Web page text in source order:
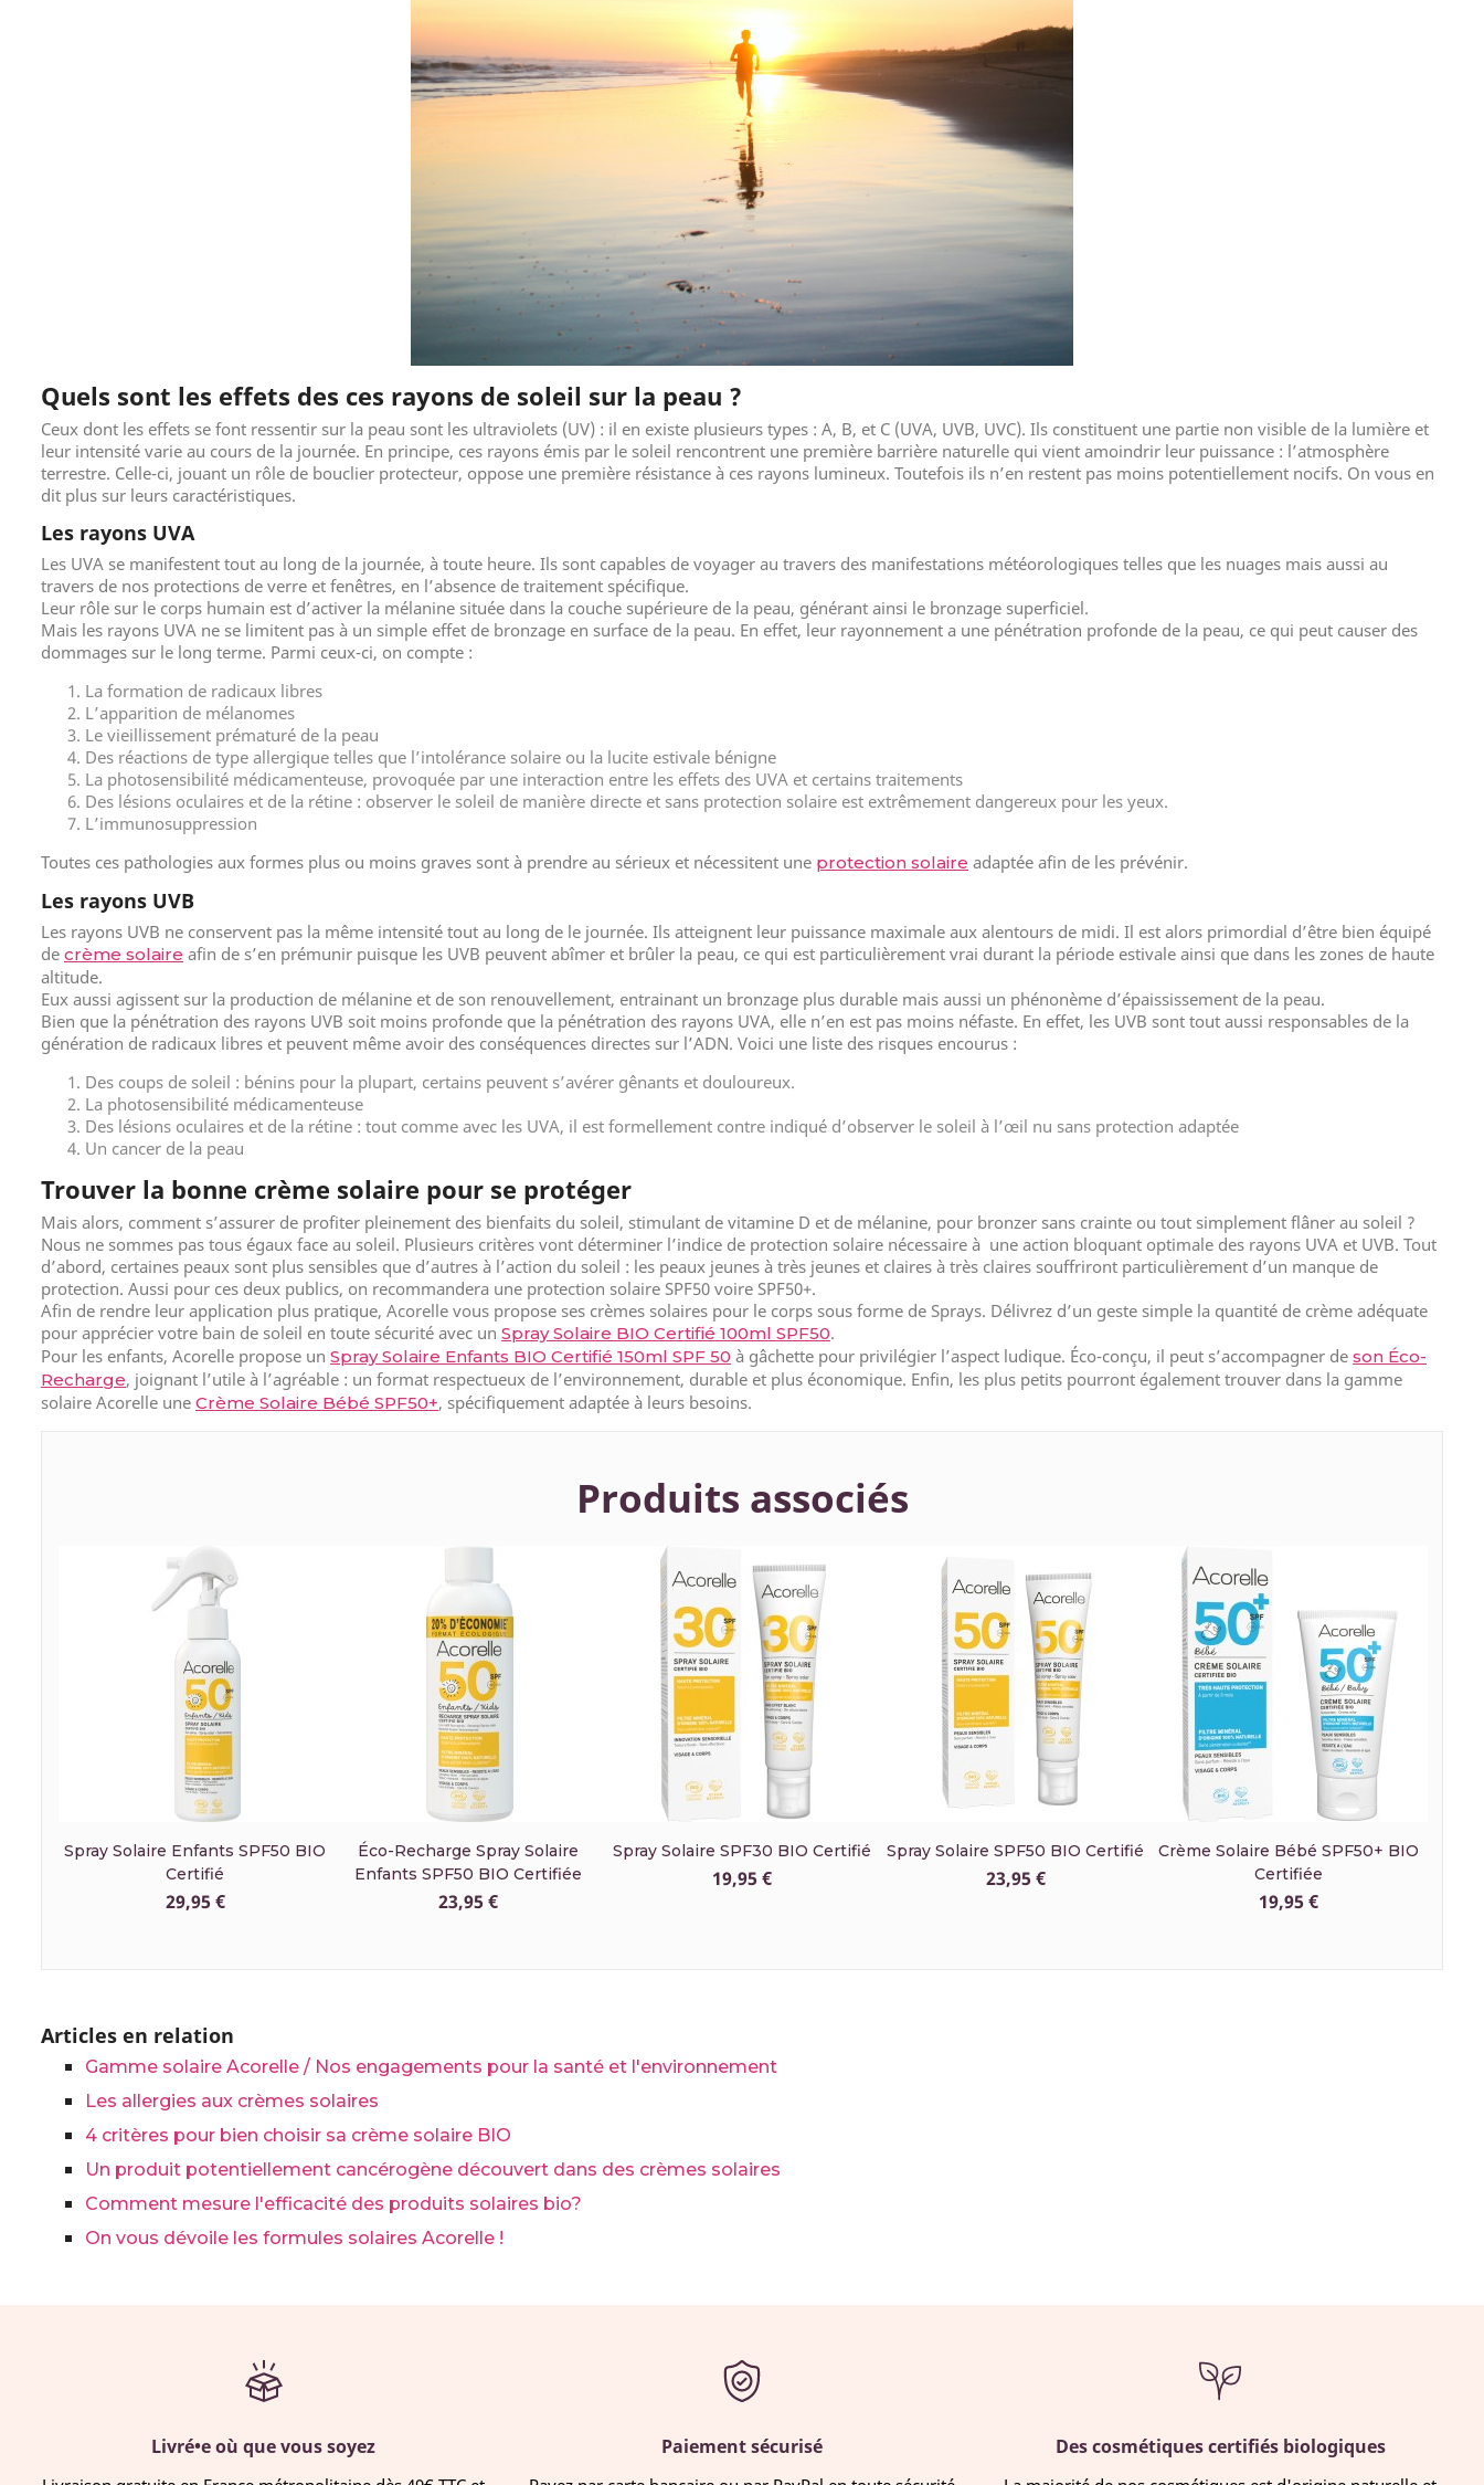
Quels sont les effets des ces rayons de soleil sur la peau ?
Ceux dont les effets se font ressentir sur la peau sont les ultraviolets (UV) : il en existe plusieurs types : A, B, et C (UVA, UVB, UVC). Ils constituent une partie non visible de la lumière et
leur intensité varie au cours de la journée. En principe, ces rayons émis par le soleil rencontrent une première barrière naturelle qui vient amoindrir leur puissance : l’atmosphère
terrestre. Celle-ci, jouant un rôle de bouclier protecteur, oppose une première résistance à ces rayons lumineux. Toutefois ils n’en restent pas moins potentiellement nocifs. On vous en
dit plus sur leurs caractéristiques.
Les rayons UVA
Les UVA se manifestent tout au long de la journée, à toute heure. Ils sont capables de voyager au travers des manifestations météorologiques telles que les nuages mais aussi au
travers de nos protections de verre et fenêtres, en l’absence de traitement spécifique.
Leur rôle sur le corps humain est d’activer la mélanine située dans la couche supérieure de la peau, générant ainsi le bronzage superficiel.
Mais les rayons UVA ne se limitent pas à un simple effet de bronzage en surface de la peau. En effet, leur rayonnement a une pénétration profonde de la peau, ce qui peut causer des
dommages sur le long terme. Parmi ceux-ci, on compte :
La formation de radicaux libres
L’apparition de mélanomes
Le vieillissement prématuré de la peau
Des réactions de type allergique telles que l’intolérance solaire ou la lucite estivale bénigne
La photosensibilité médicamenteuse, provoquée par une interaction entre les effets des UVA et certains traitements
Des lésions oculaires et de la rétine : observer le soleil de manière directe et sans protection solaire est extrêmement dangereux pour les yeux.
L’immunosuppression
Toutes ces pathologies aux formes plus ou moins graves sont à prendre au sérieux et nécessitent une protection solaire adaptée afin de les prévénir.
Les rayons UVB
Les rayons UVB ne conservent pas la même intensité tout au long de le journée. Ils atteignent leur puissance maximale aux alentours de midi. Il est alors primordial d’être bien équipé
de crème solaire afin de s’en prémunir puisque les UVB peuvent abîmer et brûler la peau, ce qui est particulièrement vrai durant la période estivale ainsi que dans les zones de haute
altitude.
Eux aussi agissent sur la production de mélanine et de son renouvellement, entrainant un bronzage plus durable mais aussi un phénonème d’épaississement de la peau.
Bien que la pénétration des rayons UVB soit moins profonde que la pénétration des rayons UVA, elle n’en est pas moins néfaste. En effet, les UVB sont tout aussi responsables de la
génération de radicaux libres et peuvent même avoir des conséquences directes sur l’ADN. Voici une liste des risques encourus :
Des coups de soleil : bénins pour la plupart, certains peuvent s’avérer gênants et douloureux.
La photosensibilité médicamenteuse
Des lésions oculaires et de la rétine : tout comme avec les UVA, il est formellement contre indiqué d’observer le soleil à l’œil nu sans protection adaptée
Un cancer de la peau
Trouver la bonne crème solaire pour se protéger
Mais alors, comment s’assurer de profiter pleinement des bienfaits du soleil, stimulant de vitamine D et de mélanine, pour bronzer sans crainte ou tout simplement flâner au soleil ?
Nous ne sommes pas tous égaux face au soleil. Plusieurs critères vont déterminer l’indice de protection solaire nécessaire à une action bloquant optimale des rayons UVA et UVB. Tout
d’abord, certaines peaux sont plus sensibles que d’autres à l’action du soleil : les peaux jeunes à très jeunes et claires à très claires souffriront particulièrement d’un manque de
protection. Aussi pour ces deux publics, on recommandera une protection solaire SPF50 voire SPF50+.
Afin de rendre leur application plus pratique, Acorelle vous propose ses crèmes solaires pour le corps sous forme de Sprays. Délivrez d’un geste simple la quantité de crème adéquate
pour apprécier votre bain de soleil en toute sécurité avec un Spray Solaire BIO Certifié 100ml SPF50.
Pour les enfants, Acorelle propose un Spray Solaire Enfants BIO Certifié 150ml SPF 50 à gâchette pour privilégier l’aspect ludique. Éco-conçu, il peut s’accompagner de son Éco-
Recharge, joignant l’utile à l’agréable : un format respectueux de l’environnement, durable et plus économique. Enfin, les plus petits pourront également trouver dans la gamme
solaire Acorelle une Crème Solaire Bébé SPF50+, spécifiquement adaptée à leurs besoins.
Produits associés
Spray Solaire Enfants SPF50 BIO
Certifié
29,95 €
Éco-Recharge Spray Solaire
Enfants SPF50 BIO Certifiée
23,95 €
Spray Solaire SPF30 BIO Certifié
19,95 €
Spray Solaire SPF50 BIO Certifié
23,95 €
Crème Solaire Bébé SPF50+ BIO
Certifiée
19,95 €
Articles en relation
Gamme solaire Acorelle / Nos engagements pour la santé et l'environnement
Les allergies aux crèmes solaires
4 critères pour bien choisir sa crème solaire BIO
Un produit potentiellement cancérogène découvert dans des crèmes solaires
Comment mesure l'efficacité des produits solaires bio?
On vous dévoile les formules solaires Acorelle !
Livré•e où que vous soyez Paiement sécurisé Des cosmétiques certifiés biologiques